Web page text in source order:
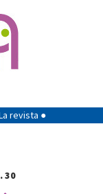
revista ●
30